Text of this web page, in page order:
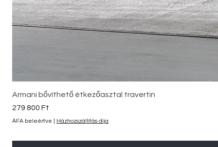
Armani bővíthető étkezőasztal travertin
Ár
279 800 Ft
ÁFA beleértve Házhozszállítás díja